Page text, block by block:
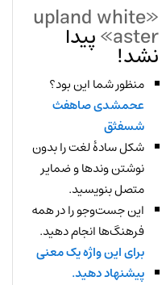
«upland white
aster» پیدا
نشد!
منظور شما این بود؟
عحمشدی صاهفث
شسفثق
شکل سادهٔ لغت را بدون
نوشتن وندها و ضمایر
متصل بنویسید.
این جست‌وجو را در همه
فرهنگ‌ها انجام دهید.
برای این واژه یک معنی
پیشنهاد دهید.